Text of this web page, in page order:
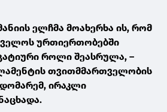
ელჩმა მოახერხა ის, რომ
ურთიერთობებში
როლი შეასრულა, –
თვითმმართველობის
ირაკლი